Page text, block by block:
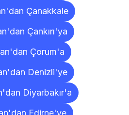
Çanakkale
Çankırı'ya
Çorum'a
Denizli'ye
Diyarbakır'a
Edirne'ye